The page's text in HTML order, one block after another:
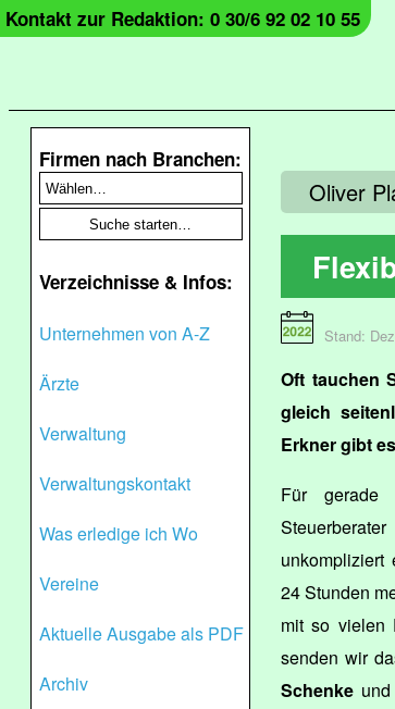
Kontakt zur Redaktion: 0 30/6 92 02 10 55
Firmen nach Branchen:
Verzeichnisse & Infos:
Unternehmen von A-Z
Ärzte
Verwaltung
Verwaltungskontakt
Was erledige ich Wo
Vereine
Aktuelle Ausgabe als PDF
Archiv
Oliver
Stand:
Oft tauchen
gleich
Erkner gibt
Für gerade
unkompliziert
24 Stunden
mit so vielen
senden wir
Schenke